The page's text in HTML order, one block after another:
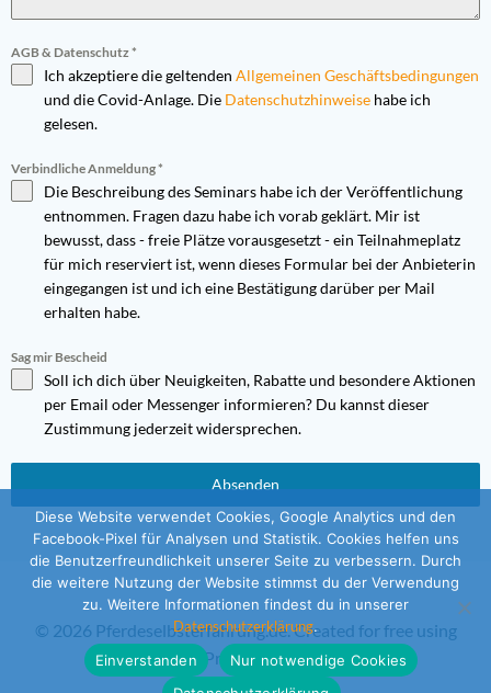
AGB & Datenschutz*
Ich akzeptiere die geltenden Allgemeinen Geschäftsbedingungen
und die Covid-Anlage. Die Datenschutzhinweise habe ich
gelesen.
Verbindliche Anmeldung*
Die Beschreibung des Seminars habe ich der Veröffentlichung
entnommen. Fragen dazu habe ich vorab geklärt. Mir ist
bewusst, dass - freie Plätze vorausgesetzt - ein Teilnahmeplatz
für mich reserviert ist, wenn dieses Formular bei der Anbieterin
eingegangen ist und ich eine Bestätigung darüber per Mail
erhalten habe.
Sag mir Bescheid
Soll ich dich über Neuigkeiten, Rabatte und besondere Aktionen
per Email oder Messenger informieren? Du kannst dieser
Zustimmung jederzeit widersprechen.
Absenden
© 2026 Pferdeselbsterfahrung.de. Created for free using
WordPress andColibri
Diese Website verwendet Cookies, Google Analytics und den
Facebook-Pixel für Analysen und Statistik. Cookies helfen uns
die Benutzerfreundlichkeit unserer Seite zu verbessern. Durch
die weitere Nutzung der Website stimmst du der Verwendung
zu. Weitere Informationen findest du in unserer
Datenschutzerklärung.
Einverstanden
Nur notwendige Cookies